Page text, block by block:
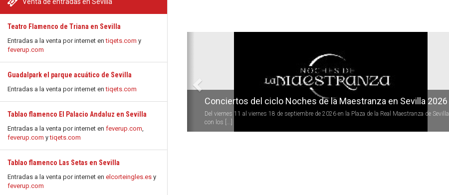
Teatro Flamenco de Triana en Sevilla
Entradas a la venta por internet entiqets.com y
feverup.com
Guadalpark el parque acuático de Sevilla
Entradas a la venta por internet entiqets.com
Tablao flamenco El Palacio Andaluz en Sevilla
Entradas a la venta por internet en feverup.com,
feverup.com ytiqets.com
Tablao flamenco Las Setas en Sevilla
Entradas a la venta por internet en elcorteingles.es y
feverup.com
Conciertos del ciclo Noches de la Maestranza en Sevilla 2026
Del viernes 11 al viernes 18 de septiembre de 2026 en la Plaza de la Real Maestranza de Sevilla
con los [...]